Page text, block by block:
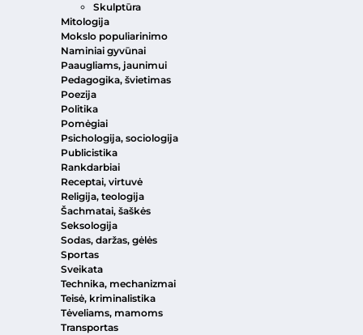
Skulptūra
Mitologija
Mokslo populiarinimo
Naminiai gyvūnai
Paaugliams, jaunimui
Pedagogika, švietimas
Poezija
Politika
Pomėgiai
Psichologija, sociologija
Publicistika
Rankdarbiai
Receptai, virtuvė
Religija, teologija
Šachmatai, šaškės
Seksologija
Sodas, daržas, gėlės
Sportas
Sveikata
Technika, mechanizmai
Teisė, kriminalistika
Tėveliams, mamoms
Transportas